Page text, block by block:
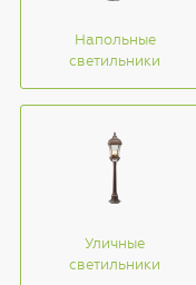
Напольные
светильники
Уличные
светильники